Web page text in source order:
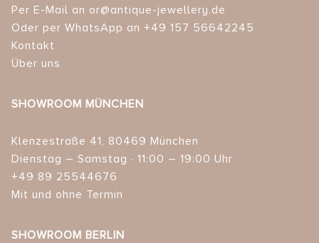
Per E-Mail an or@antique-jewellery.de
Oder per WhatsApp an +49 157 56642245
Kontakt
Über uns
SHOWROOM MÜNCHEN
Klenzestraße 41, 80469 München
Dienstag – Samstag · 11:00 – 19:00 Uhr
+49 89 25544676
Mit und ohne Termin
SHOWROOM BERLIN